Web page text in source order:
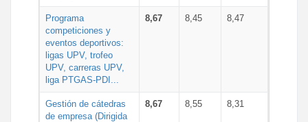
Programa
competiciones y
eventos deportivos:
ligas UPV, trofeo
UPV, carreras UPV,
liga PTGAS-PDI...
8,67 8,45 8,47
Gestión de cátedras
de empresa (Dirigida
8,67 8,55 8,31